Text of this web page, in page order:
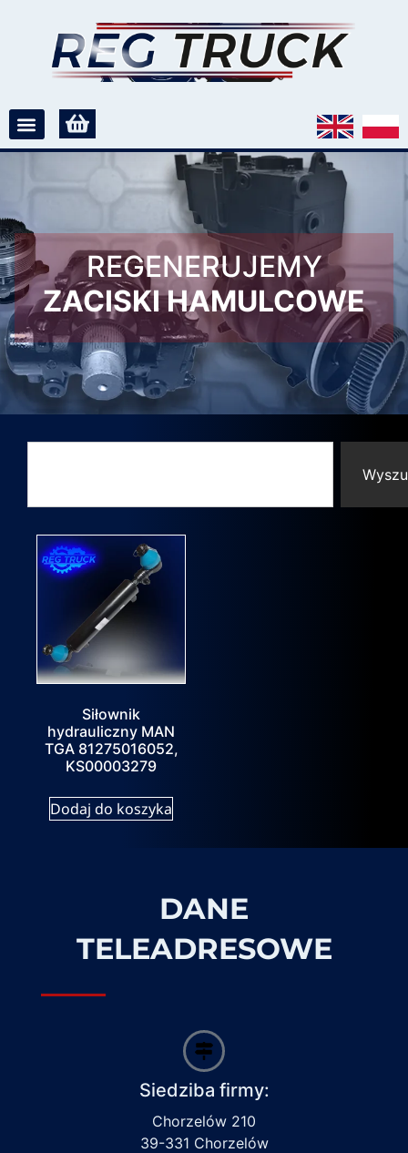
REGENERUJEMY
ZACISKI HAMULCOWE
Siłownik
hydrauliczny MAN
TGA 81275016052,
KS00003279
Dodaj do koszyka
DANE
TELEADRESOWE
Siedziba firmy:
Chorzelów 210
39-331 Chorzelów